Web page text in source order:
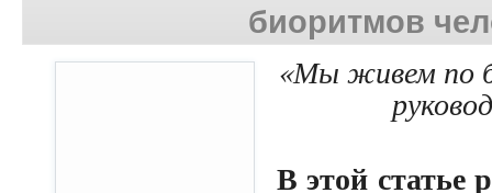
биоритмов
«Мы живем по
В этой статье